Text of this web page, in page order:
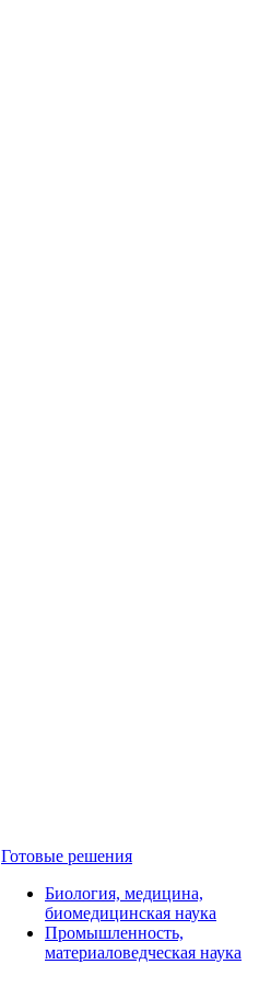
Готовые решения
Биология, медицина,
биомедицинская наука
Промышленность,
материаловедческая наука